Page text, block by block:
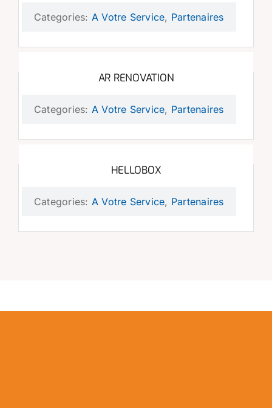
Categories: A Votre Service, Partenaires
AR RENOVATION
Categories: A Votre Service, Partenaires
HELLOBOX
Categories: A Votre Service, Partenaires